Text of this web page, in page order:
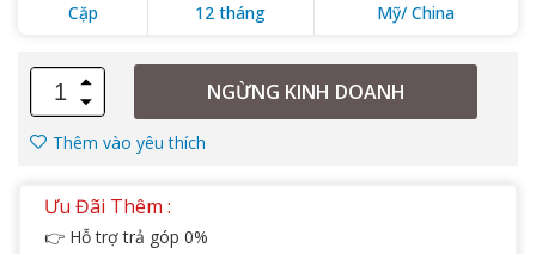
Cặp
12 tháng
Mỹ/ China
NGỪNG KINH DOANH
Thêm vào yêu thích
Ưu Đãi Thêm :
👉 Hỗ trợ trả góp 0%